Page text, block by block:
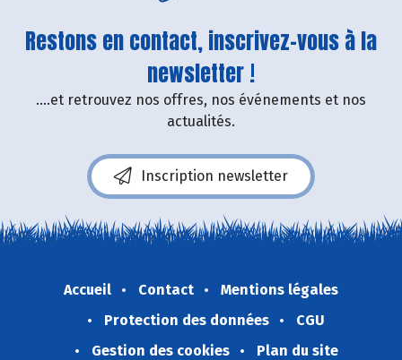
Restons en contact, inscrivez-vous à la
newsletter !
....et retrouvez nos offres, nos événements et nos
actualités.
Inscription newsletter
Accueil Contact
Mentions légales
Protection des données
CGU
Gestion des cookies
Plan du site